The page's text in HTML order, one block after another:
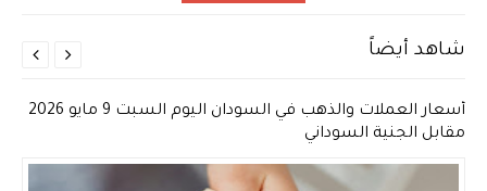
شاهد أيضاً
أسعار العملات والذهب في السودان اليوم السبت 9 مايو 2026
مقابل الجنية السوداني

